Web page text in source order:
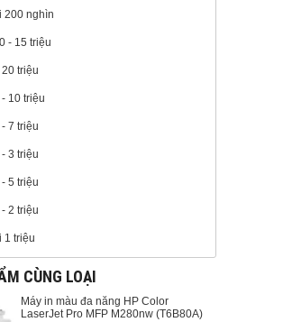
200 nghìn
- 15 triệu
triệu
10 triệu
7 triệu
3 triệu
5 triệu
2 triệu
1 triệu
CÙNG LOẠI
Máy in màu đa năng HP Color
LaserJet Pro MFP M280nw (T6B80A)